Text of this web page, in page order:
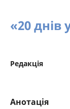
«20 днів
Редакція
Анотація